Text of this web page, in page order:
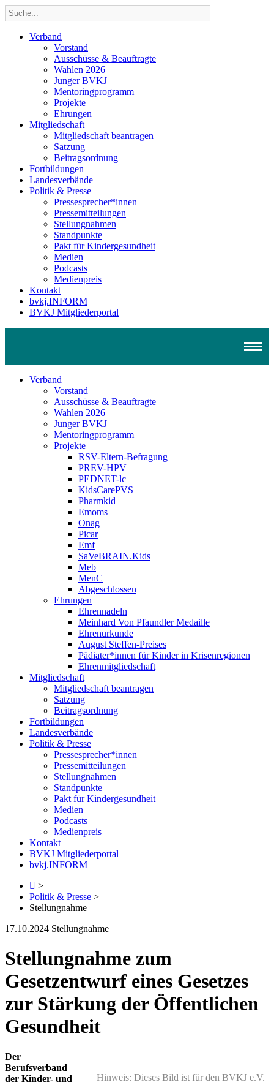
Verband
Vorstand
Ausschüsse & Beauftragte
Wahlen 2026
Junger BVKJ
Mentoringprogramm
Projekte
Ehrungen
Mitgliedschaft
Mitgliedschaft beantragen
Satzung
Beitragsordnung
Fortbildungen
Landesverbände
Politik & Presse
Pressesprecher*innen
Pressemitteilungen
Stellungnahmen
Standpunkte
Pakt für Kindergesundheit
Medien
Podcasts
Medienpreis
Kontakt
bvkj.INFORM
BVKJ Mitgliederportal
Verband
Vorstand
Ausschüsse & Beauftragte
Wahlen 2026
Junger BVKJ
Mentoringprogramm
Projekte
RSV-Eltern-Befragung
PREV-HPV
PEDNET-lc
KidsCarePVS
Pharmkid
Emoms
Onag
Picar
Emf
SaVeBRAIN.Kids
Meb
MenC
Abgeschlossen
Ehrungen
Ehrennadeln
Meinhard Von Pfaundler Medaille
Ehrenurkunde
August Steffen-Preises
Pädiater*innen für Kinder in Krisenregionen
Ehrenmitgliedschaft
Mitgliedschaft
Mitgliedschaft beantragen
Satzung
Beitragsordnung
Fortbildungen
Landesverbände
Politik & Presse
Pressesprecher*innen
Pressemitteilungen
Stellungnahmen
Standpunkte
Pakt für Kindergesundheit
Medien
Podcasts
Medienpreis
Kontakt
BVKJ Mitgliederportal
bvkj.INFORM
>
Politik & Presse >
Stellungnahme
17.10.2024 Stellungnahme
Stellungnahme zum
Gesetzentwurf eines Gesetzes
zur Stärkung der Öffentlichen
Gesundheit
Hinweis: Dieses Bild ist für den BVKJ e.V.
Der
Berufsverband
der Kinder- und